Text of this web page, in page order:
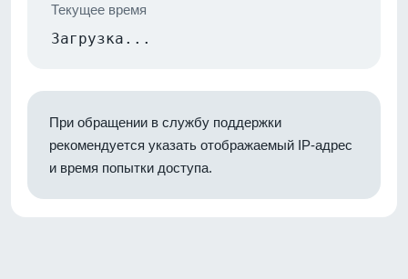
Текущее время
Загрузка...
При обращении в службу поддержки
рекомендуется указать отображаемый IP-адрес
и время попытки доступа.